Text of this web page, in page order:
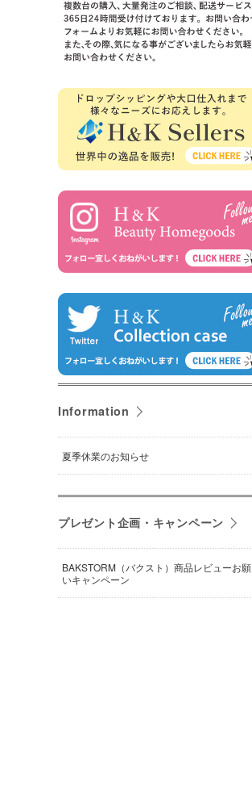
Information
夏季休業のお知らせ
プレゼント企画・キャンペーン
BAKSTORM（バクスト）商品レビューお願
いキャンペーン